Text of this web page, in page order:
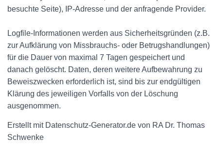
besuchte Seite), IP-Adresse und der anfragende Provider.
Logfile-Informationen werden aus Sicherheitsgründen (z.B.
zur Aufklärung von Missbrauchs- oder Betrugshandlungen)
für die Dauer von maximal 7 Tagen gespeichert und
danach gelöscht. Daten, deren weitere Aufbewahrung zu
Beweiszwecken erforderlich ist, sind bis zur endgültigen
Klärung des jeweiligen Vorfalls von der Löschung
ausgenommen.
Erstellt mit Datenschutz-Generator.de von RA Dr. Thomas
Schwenke